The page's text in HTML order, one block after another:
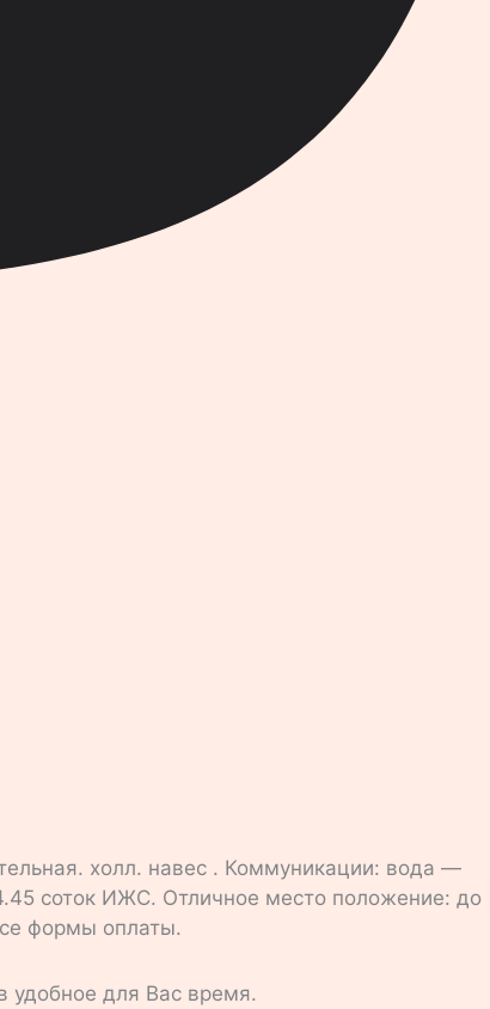
холл. навес . Коммуникации: вода —
соток ИЖС. Отличное место положение: до
формы оплаты.
удобное для Вас время.